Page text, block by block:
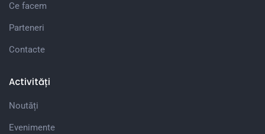
Ce facem
Parteneri
Contacte
Activități
Noutăți
Evenimente